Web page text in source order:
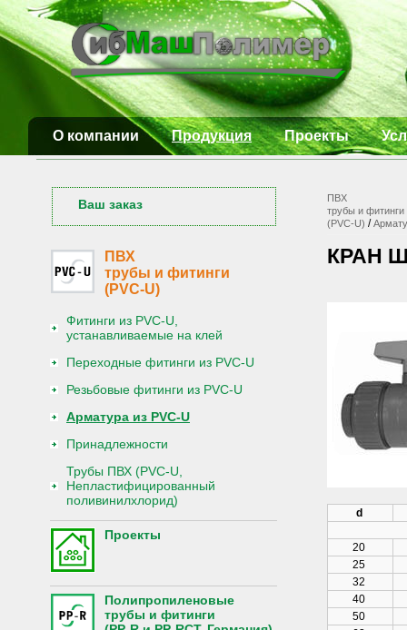
О компании Продукция Проекты
Ваш заказ
ПВХ
трубы и фитинги
(PVC-U)
Фитинги из PVC-U,
устанавливаемые на клей
Переходные фитинги из PVC-U
Резьбовые фитинги из PVC-U
Арматура из PVC-U
Принадлежности
Трубы ПВХ (PVC-U,
Непластифицированный
поливинилхлорид)
Проекты
Полипропиленовые
трубы и фитинги
ПВХ
трубы и фитинги
(PVC-U) /
КРАН
d
20
25
32
40
50